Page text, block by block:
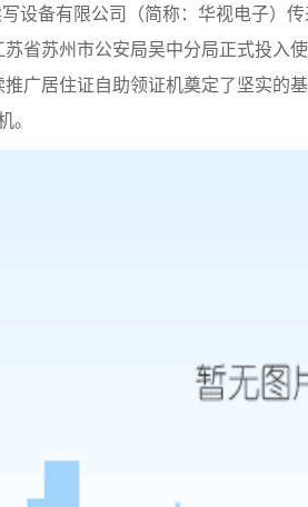
设备有限公司（简称：华视电子）
苏省苏州市公安局吴中分局正式投入
推广居住证自助领证机奠定了坚实的
。